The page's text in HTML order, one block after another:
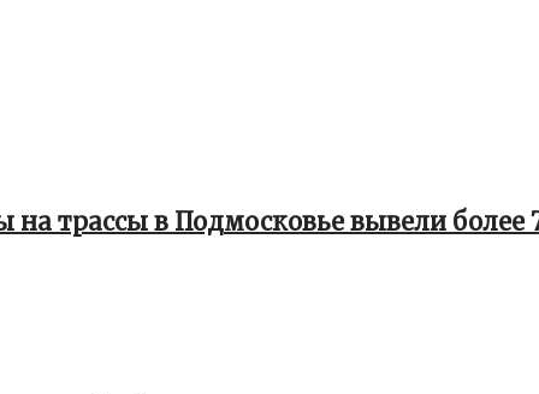
трассы в Подмосковье вывели